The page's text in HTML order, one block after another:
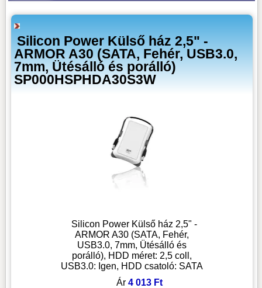
Silicon Power Külső ház 2,5" -
ARMOR A30 (SATA, Fehér, USB3.0,
7mm, Ütésálló és porálló)
SP000HSPHDA30S3W
Silicon Power Külső ház 2,5" -
ARMOR A30 (SATA, Fehér,
USB3.0, 7mm, Ütésálló és
porálló), HDD méret: 2,5 coll,
USB3.0: Igen, HDD csatoló: SATA
Ár4 013 Ft